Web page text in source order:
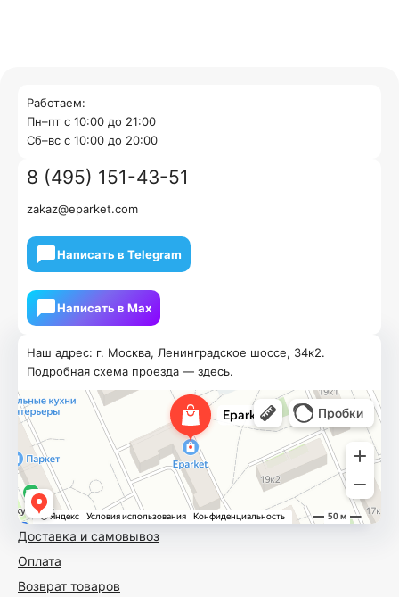
Доставка и самовывоз
Оплата
Возврат товаров
Наш адрес: г. Москва, Ленинградское шоссе, 34к2.
Подробная схема проезда — здесь.
Работаем:
Пн–пт с 10:00 до 21:00
Cб–вс с 10:00 до 20:00
8 (495) 151-43-51
zakaz@eparket.com
Написать в Telegram
Написать в Мах